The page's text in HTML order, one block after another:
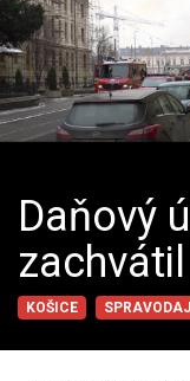
Daňový
KOŠICE